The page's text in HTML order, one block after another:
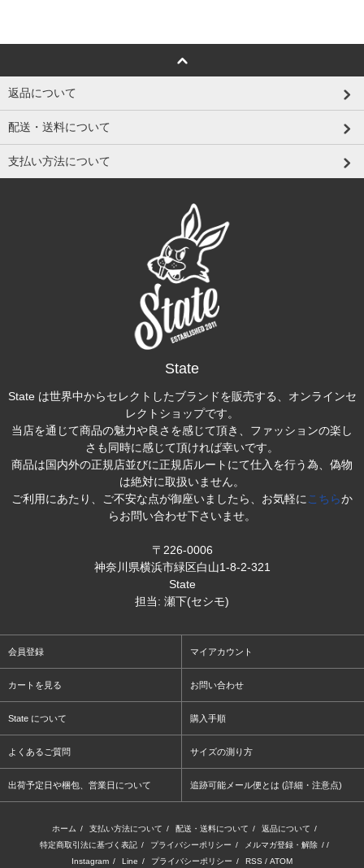
返品について
配送・送料について
支払い方法について
State
State は世界中からセレクトしたブランドを販売する、オンラインセ
レクトショップです。
当店を通じて商品の魅力や良さを感じて頂き、ファッションの楽し
さも同時に感じて頂ければ幸いです。
商品は国内外の正規店並びに正規店ルートにて仕入を行う為、偽物
は絶対に取扱いません。
ご利用にあたり、ご不安な点が御座いましたら、お気軽にこちらか
らお問い合わせ下さいませ。
〒226-0006
神奈川県横浜市緑区白山1-8-2-321
State
担当: 瀬下(セシモ)
会員登録 マイアカウント
カートを見る お問い合わせ
State について 購入手順
よくあるご質問 サイズの測り方
出荷予定日や梱包、営業日について 追跡可能メール便とは (詳細・注意点)
ホーム / 支払い方法について / 配送・送料について / 返品について /
特定商取引法に基づく表記 / プライバシーポリシー / メルマガ登録・解除 / /
Instagram / Line / プライバシーポリシー / RSS / ATOM